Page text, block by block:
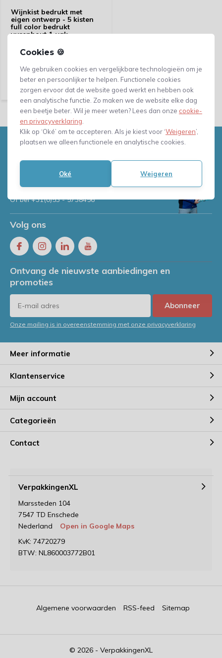
Cookies 🍪
We gebruiken cookies en vergelijkbare technologieën om je
beter en persoonlijker te helpen. Functionele cookies
zorgen ervoor dat de website goed werkt en hebben ook
een analytische functie. Zo maken we de website elke dag
een beetje beter. Wil je meer weten? Lees dan onze cookie-
en privacyverklaring
Klik op ‘Oké’ om te accepteren. Als je kiest voor ‘Weigeren’,
plaatsen we alleen functionele en analytische cookies.
Oké Weigeren
Wijnkist bedrukt met
eigen ontwerp - 5 kisten
full color bedrukt
vurenhout 1-vak
Vergelijk
60,44
Heb je vragen, of advies nodig?
Neem gerust contact met ons
Mail naarinfo@verpakkingenxl.nl
Of bel+31(0)53 - 5738456
Volg ons
Ontvang de nieuwste aanbiedingen en
promoties
Abonneer
Onze mailing is in overeenstemming met onze privacyverklaring
Meer informatie
Klantenservice
Mijn account
Categorieën
Contact
VerpakkingenXL
Marssteden 104
7547 TD Enschede
Nederland
Open in Google Maps
KvK: 74720279
BTW: NL860003772B01
© 2026 - VerpakkingenXL
Algemene voorwaarden RSS-feed Sitemap